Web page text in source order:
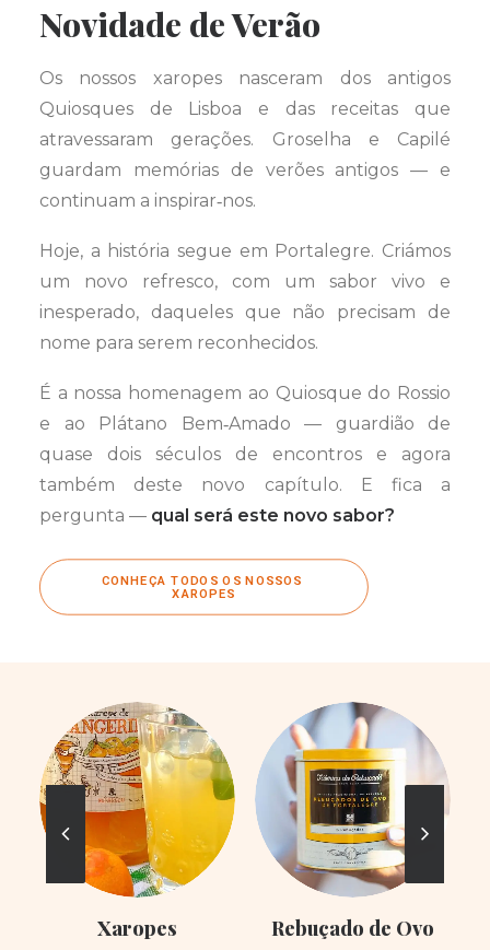
Novidade de Verão
Os nossos xaropes nasceram dos antigos
Quiosques de Lisboa e das receitas que
atravessaram gerações. Groselha e Capilé
guardam memórias de verões antigos — e
continuam a inspirar‑nos.
Hoje, a história segue em Portalegre. Criámos
um novo refresco, com um sabor vivo e
inesperado, daqueles que não precisam de
nome para serem reconhecidos.
É a nossa homenagem ao Quiosque do Rossio
e ao Plátano Bem‑Amado — guardião de
quase dois séculos de encontros e agora
também deste novo capítulo. E fica a
pergunta — qual será este novo sabor?
CONHEÇA TODOS OS NOSSOS
XAROPES
Xaropes Rebuçado de Ovo